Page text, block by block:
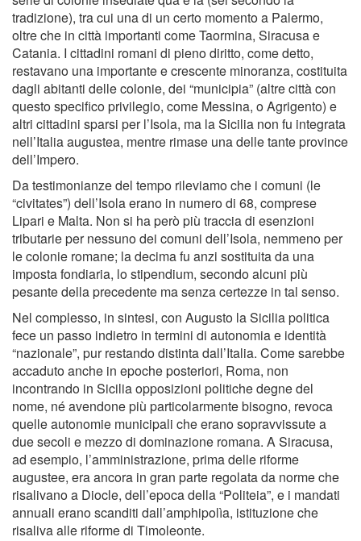
tradizione), tra cui una di un certo momento a Palermo,
oltre che in città importanti come Taormina, Siracusa e
Catania. I cittadini romani di pieno diritto, come detto,
restavano una importante e crescente minoranza, costituita
dagli abitanti delle colonie, dei “municipia” (altre città con
questo specifico privilegio, come Messina, o Agrigento) e
altri cittadini sparsi per l’Isola, ma la Sicilia non fu integrata
nell’Italia augustea, mentre rimase una delle tante province
dell’Impero.
Da testimonianze del tempo rileviamo che i comuni (le
“civitates”) dell’Isola erano in numero di 68, comprese
Lipari e Malta. Non si ha però più traccia di esenzioni
tributarie per nessuno dei comuni dell’Isola, nemmeno per
le colonie romane; la decima fu anzi sostituita da una
imposta fondiaria, lo stipendium, secondo alcuni più
pesante della precedente ma senza certezze in tal senso.
Nel complesso, in sintesi, con Augusto la Sicilia politica
fece un passo indietro in termini di autonomia e identità
“nazionale”, pur restando distinta dall’Italia. Come sarebbe
accaduto anche in epoche posteriori, Roma, non
incontrando in Sicilia opposizioni politiche degne del
nome, né avendone più particolarmente bisogno, revoca
quelle autonomie municipali che erano sopravvissute a
due secoli e mezzo di dominazione romana. A Siracusa,
ad esempio, l’amministrazione, prima delle riforme
augustee, era ancora in gran parte regolata da norme che
risalivano a Diocle, dell’epoca della “Politeia”, e i mandati
annuali erano scanditi dall’amphipolìa, istituzione che
risaliva alle riforme di Timoleonte.